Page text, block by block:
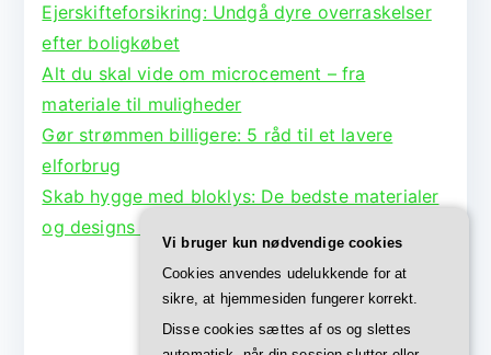
Ejerskifteforsikring: Undgå dyre overraskelser
efter boligkøbet
Alt du skal vide om microcement – fra
materiale til muligheder
Gør strømmen billigere: 5 råd til et lavere
elforbrug
Skab hygge med bloklys: De bedste materialer
og designs til lysestager
Vi bruger kun nødvendige cookies
Cookies anvendes udelukkende for at
sikre, at hjemmesiden fungerer korrekt.
Disse cookies sættes af os og slettes